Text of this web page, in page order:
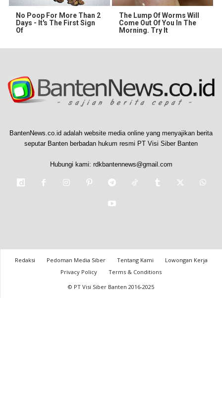
No Poop For More Than 2
Days - It's The First Sign
Of
The Lump Of Worms Will
Come Out Of You In The
Morning. Try It
BantenNews.co.id adalah website media online yang menyajikan berita
seputar Banten berbadan hukum resmi PT Visi Siber Banten
Hubungi kami: rdkbantennews@gmail.com
Redaksi Pedoman Media Siber Tentang Kami
Lowongan Kerja
Privacy Policy
Terms & Conditions
© PT Visi Siber Banten 2016-2025